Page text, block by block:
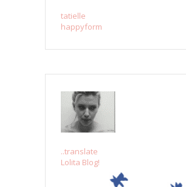
tatielle
happyform
..translate
Lolita Blog!